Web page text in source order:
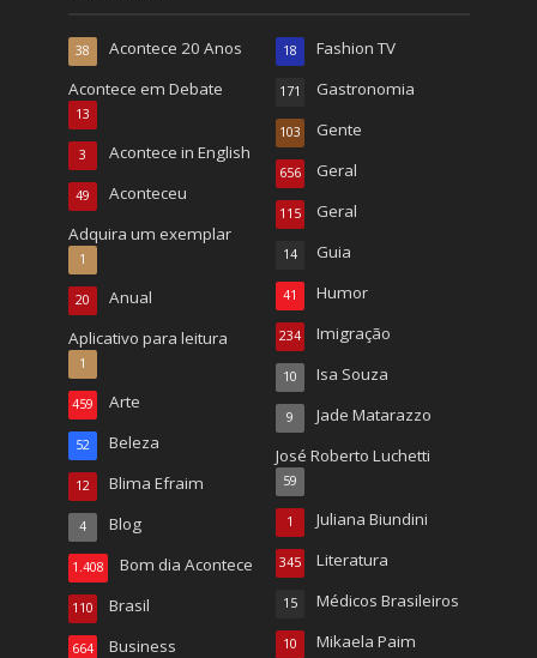
Acontece 20 Anos
38
Acontece em Debate
13
Acontece in English
3
Aconteceu
49
Adquira um exemplar
1
Anual
20
Aplicativo para leitura
1
Arte
459
Beleza
52
Blima Efraim
12
Blog
4
Bom dia Acontece
1.408
Brasil
110
Business
664
Fashion TV
18
Gastronomia
171
Gente
103
Geral
656
Geral
115
Guia
14
Humor
41
Imigração
234
Isa Souza
10
Jade Matarazzo
9
José Roberto Luchetti
59
Juliana Biundini
1
Literatura
345
Médicos Brasileiros
15
Mikaela Paim
10